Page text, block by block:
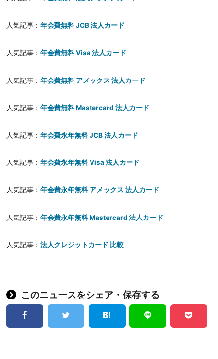
人気記事：年会費無料 JCB 法人カード
人気記事：年会費無料 Visa 法人カード
人気記事：年会費無料 アメックス 法人カード
人気記事：年会費無料 Mastercard 法人カード
人気記事：年会費永年無料 JCB 法人カード
人気記事：年会費永年無料 Visa 法人カード
人気記事：年会費永年無料 アメックス 法人カード
人気記事：年会費永年無料 Mastercard 法人カード
人気記事：法人クレジットカード 比較
このニュースをシェア・保存する